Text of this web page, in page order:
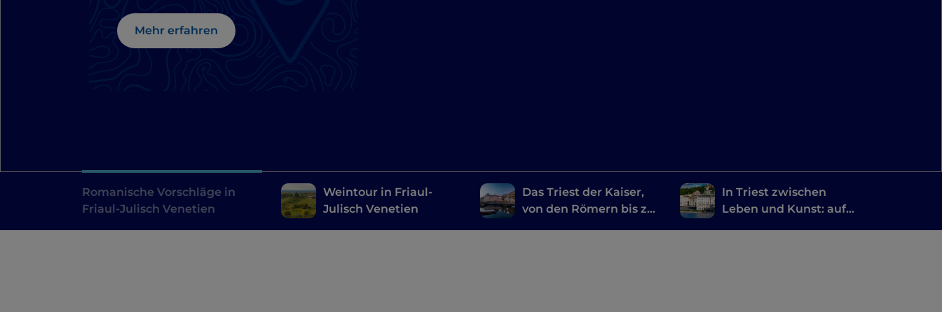
Mehr erfahren
Romanische Vorschläge in
Friaul-Julisch Venetien
Weintour in Friaul-
Julisch Venetien
Das Triest der Kaiser,
von den Römern bis zu
In Triest zwischen
Leben und Kunst: auf